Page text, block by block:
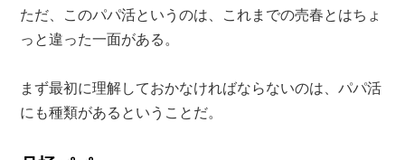
ただ、このパパ活というのは、これまでの売春とはちょ
っと違った一面がある。
まず最初に理解しておかなければならないのは、パパ活
にも種類があるということだ。